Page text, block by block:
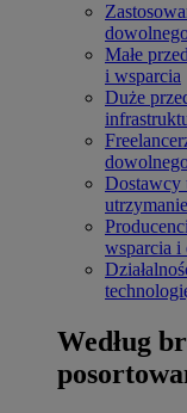
Małe
i wsparcia
Duże
Dostawcy
wsparcia i
Według